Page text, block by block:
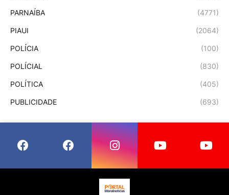
PARNAÍBA (4771)
PIAUI (2064)
POLÍCIA (100)
POLÍCIAL (830)
POLÍTICA (405)
PUBLICIDADE (693)